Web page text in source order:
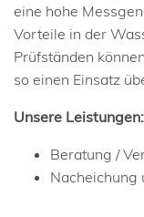
eine hohe
Vorteile in der
Prüfständen
so einen Einsatz
Unsere Leistungen:
Beratung /
Nacheichung